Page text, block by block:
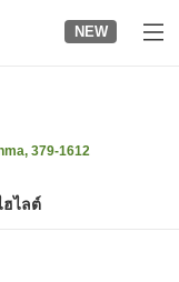
NEW
379-1612
ฮไลต์